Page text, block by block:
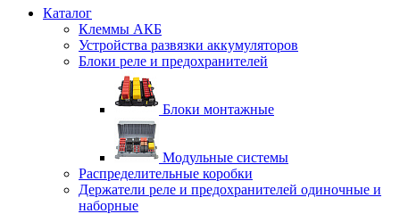
Каталог
Клеммы АКБ
Устройства развязки аккумуляторов
Блоки реле и предохранителей
Блоки монтажные
Модульные системы
Распределительные коробки
Держатели реле и предохранителей одиночные и
наборные